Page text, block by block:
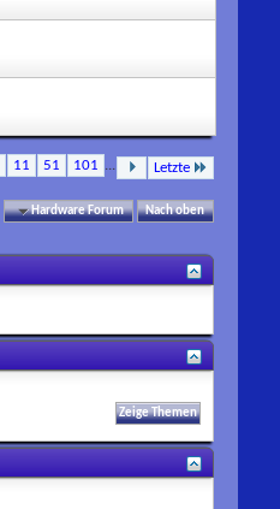
11 51 101 ... Letzte
Hardware Forum Nach oben